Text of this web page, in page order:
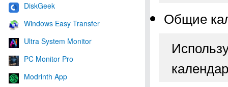
DiskGeek
Windows Easy Transfer
Ultra System Monitor
PC Monitor Pro
Modrinth App
Общие